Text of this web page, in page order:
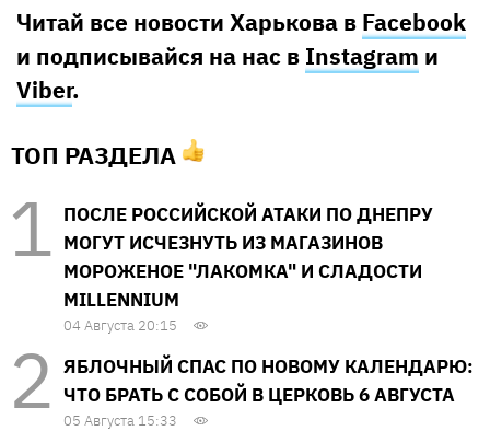
Читай все новости Харькова в Facebook
и подписывайся на нас в Instagram и
Viber.
ТОП РАЗДЕЛА
ПОСЛЕ РОССИЙСКОЙ АТАКИ ПО ДНЕПРУ
МОГУТ ИСЧЕЗНУТЬ ИЗ МАГАЗИНОВ
МОРОЖЕНОЕ "ЛАКОМКА" И СЛАДОСТИ
MILLENNIUM
04 Августа 20:15
ЯБЛОЧНЫЙ СПАС ПО НОВОМУ КАЛЕНДАРЮ:
ЧТО БРАТЬ С СОБОЙ В ЦЕРКОВЬ 6 АВГУСТА
05 Августа 15:33